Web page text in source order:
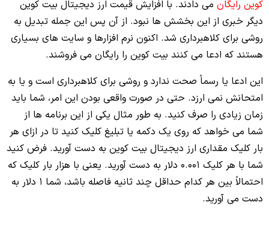
کوین رایگان می دادند. با افزایش قیمت ارز دیجیتال بیت کوین
دیگر خبری از این بخشش ها نبود. از آن پس این جمله تبدیل به
روشی برای کلاهبرداری شد. اکنون نرم افزارها و سایت های بسیاری
هستند که ادعا می کنند بیت کوین را رایگان می فروشند.
این ادعا یا رسماً صحت ندارد و روشی برای کلاهبرداری است و یا به
امتحانش نمی ارزد. حتی در صورت واقعی بودن این امر، شما باید
زمان زیادی را صرف کنید. به طور مثال یکی از این برنامه ها از
شما می خواهد که روی یک دکمه یا تبلیغ کلیک کنید تا در ازای هر
بار کلیک مقداری ارز دیجیتال بیت کوین به دست آورید. فرض کنید
شما با هر کلیک 0.001 دلار به دست آورید. یعنی با هزار بار کلیک که
احتمالاً بین هر کدام حداقل چند ثانیه فاصله باشد، شما 1 دلار به
دست می آورید.